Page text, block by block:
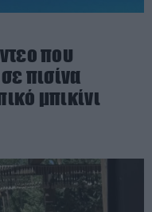
που
πισίνα
μπικίνι